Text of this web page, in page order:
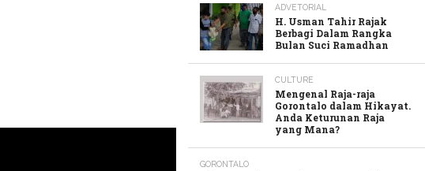
ADVETORIAL
H. Usman Tahir Rajak
Berbagi Dalam Rangka
Bulan Suci Ramadhan
CULTURE
Mengenal Raja-raja
Gorontalo dalam Hikayat.
Anda Keturunan Raja
yang Mana?
GORONTALO